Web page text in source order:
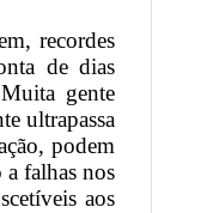
recordes
de dias
gente
ultrapassa
podem
a falhas nos
aos